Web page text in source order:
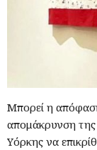
Μπορεί η
απομάκρυνση της
Υόρκης να